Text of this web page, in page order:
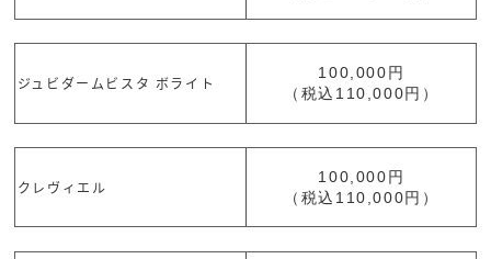
ジュビダームビスタ ボライト
100,000円
（税込110,000円）
クレヴィエル
100,000円
（税込110,000円）